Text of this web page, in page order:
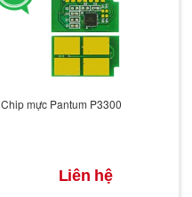
Chip mực Pantum P3300
Liên hệ